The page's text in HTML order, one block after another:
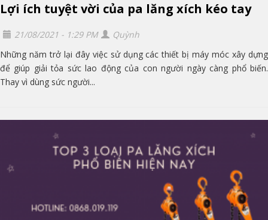
Lợi ích tuyệt vời của pa lăng xích kéo tay
21/08/2021 - 1:29 PM
Quỳnh
Những năm trở lại đây việc sử dụng các thiết bị máy móc xây dựng
để giúp giải tỏa sức lao động của con người ngày càng phổ biến.
Thay vì dùng sức người...